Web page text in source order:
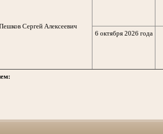
Сергей Алексеевич
6 октября 2026 года